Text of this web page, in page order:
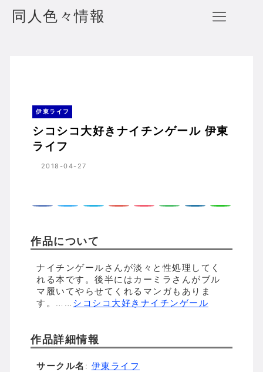
同人色々情報
伊東ライフ
シコシコ大好きナイチンゲール 伊東
ライフ
2018-04-27
作品について
ナイチンゲールさんが淡々と性処理してく
れる本です。後半にはカーミラさんがブル
マ履いてやらせてくれるマンガもありま
す。…… シコシコ大好きナイチンゲール
作品詳細情報
サークル名 : 伊東ライフ